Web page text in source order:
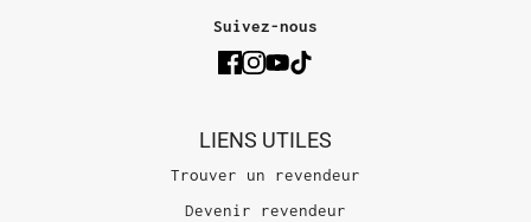
Suivez-nous
LIENS UTILES
Trouver un revendeur
Devenir revendeur